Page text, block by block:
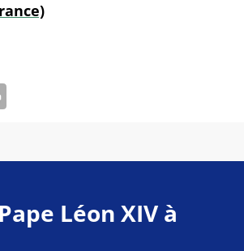
Léon XIV à